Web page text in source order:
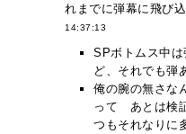
れまでに弾幕に飛び
14:37:13
SPボトムス中
ど、それでも弾
俺の腕の無さな
って あとは検
つもそれなりに